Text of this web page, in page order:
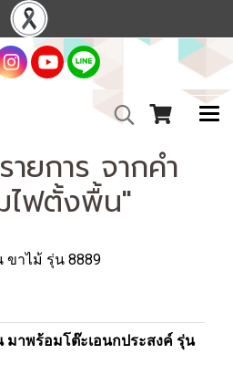
ยการ จากคำ
ไฟตั้งพื้น"
ขาไม้ รุ่น 8889
มาพร้อมโต๊ะเอนกประสงค์ รุ่น